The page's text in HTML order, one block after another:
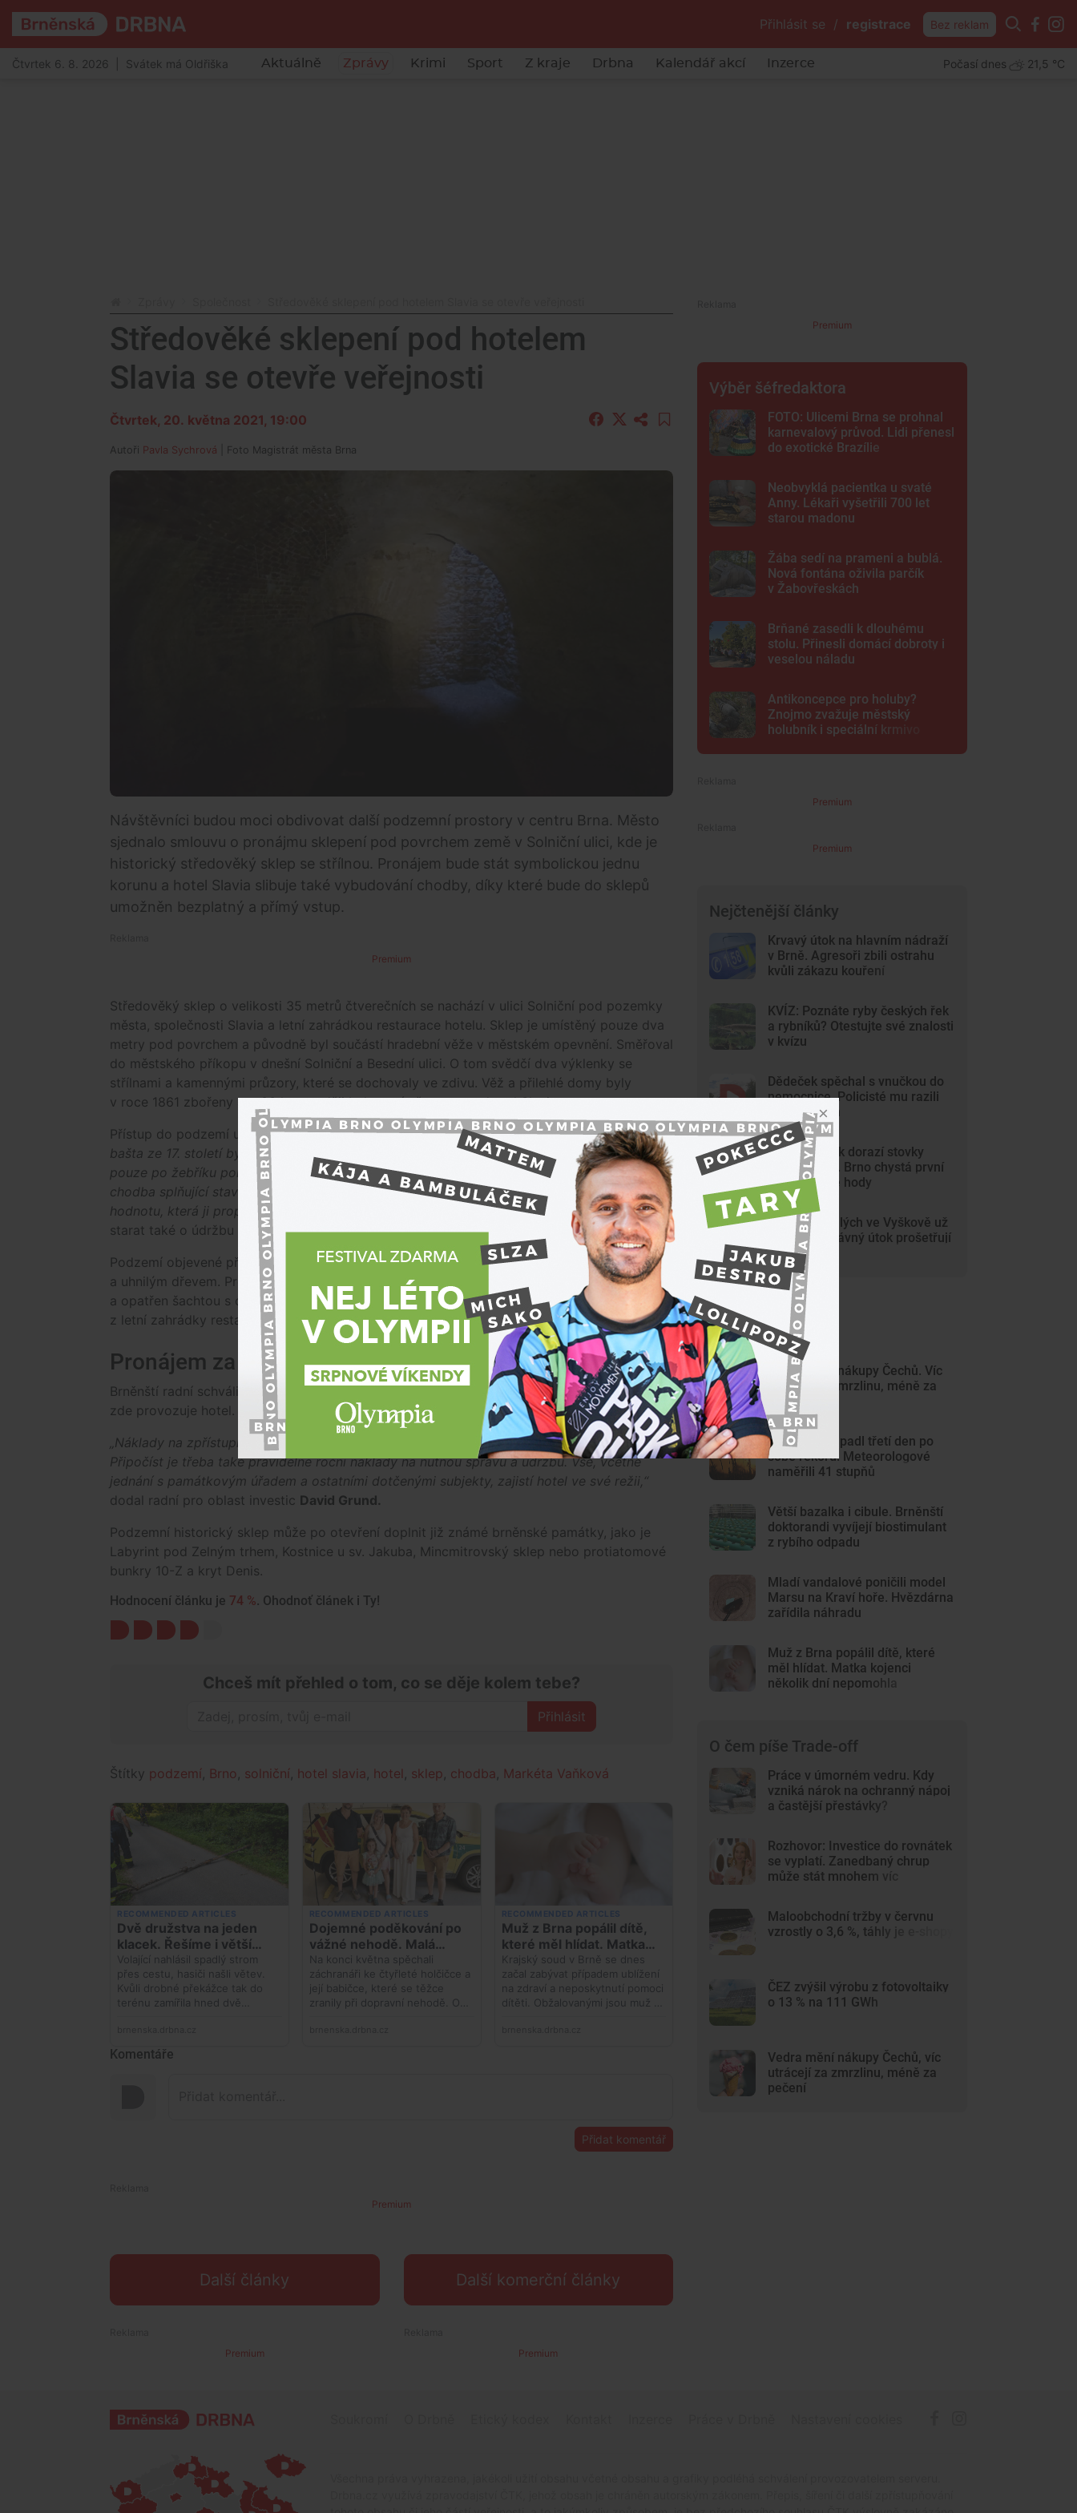
Přihlásit se / registrace Bez reklam
Čtvrtek 6. 8. 2026 | Svátek má Oldřiška Aktuálně Zprávy Krimi Sport Z kraje Drbna Kalendář akcí Inzerce Počasí dnes 21,5 °C
Středověké sklepení pod hotelem
Slavia se otevře veřejnosti
Čtvrtek, 20. května 2021, 19:00
Autoři Pavla Sychrová | Foto Magistrát města Brna
Návštěvníci budou moci obdivovat další podzemní prostory v centru Brna. Město
sjednalo smlouvu o pronájmu sklepení pod povrchem země v Solniční ulici, kde je
historický středověký sklep se střílnou. Pronájem bude stát symbolickou jednu
korunu a hotel Slavia slibuje také vybudování chodby, díky které bude do sklepů
umožněn bezplatný a přímý vstup.
Premium
Středověký sklep o velikosti 35 metrů čtverečních se nachází v ulici Solniční pod pozemky
města, společnosti Slavia a letní zahrádkou restaurace hotelu. Sklep je umístěný pouze dva
metry pod povrchem a původně byl součástí hradební věže v městském opevnění. Směřoval
do městského příkopu v dnešní Solniční a Besední ulici. O tom svědčí dva výklenky se
střílnami a kamennými průzory, které se dochovaly ve zdivu. Věž a přilehlé domy byly
v roce 1861 zbořeny a o 33 let později byl na místě postaven hotel Slavia.
Přístup do podzemí usnadní chodba, kterou vybuduje společnost vlastnící hotel.„Hradební
bašta ze 17. století byla objevena až při sanaci podzemí v roce 2002. Dnes je přístupná
pouze po žebříku poklopem v chodníku. Komfortní přístup k památce by tak měla zajistit
chodba splňující stavebně-technické normy a respektující její architektonickou a historickou
hodnotu, která ji propojí s hotelem,“
Markéta Vaňková
. Firma se bude
starat také o údržbu sklepa.
Podzemí objevené před osmnácti lety bylo z poloviny zasypané hlínou, stavebním odpadem
a uhnilým dřevem. Protože se jednalo o jedinečný objekt, byl vyklizen a postupně vyspraven
a opatřen šachtou s odvětráváním, která nahradila původní kanalizační šachtu přístupnou
z letní zahrádky restaurace.
Pronájem za korunu, náklady za dva miliony
Brněnští radní schválili uzavření smlouvy mezi městem a společností Slavia A. D. 1899, která
zde provozuje hotel. Nájem prostoru bude stát symbolickou jednu korunu na padesát let.
„Náklady na zpřístupnění historického sklepa projektant odhadl na 1,6 až 2 miliony korun.
Připočíst je třeba také pravidelné roční náklady na nutnou správu a údržbu. Vše, včetně
jednání s památkovým úřadem a ostatními dotčenými subjekty, zajistí hotel ve své režii,“
dodal radní pro oblast investic David Grund.
Podzemní historický sklep může po otevření doplnit již známé brněnské památky, jako je
Labyrint pod Zelným trhem, Kostnice u sv. Jakuba, Mincmitrovský sklep nebo protiatomové
bunkry 10-Z a kryt Denis.
Hodnocení článku je 74 %. Ohodnoť článek i Ty!
Chceš mít přehled o tom, co se děje kolem tebe?
Přihlásit
Štítky podzemí Brno solniční hotel slavia hotel sklep chodba Markéta Vaňková
Komentáře
Přidat komentář
Premium
Další články Další komerční články
Premium
Výběr šéfredaktora
FOTO: Ulicemi Brna se prohnal
karnevalový průvod. Lidi přenesl
do exotické Brazílie
Neobvyklá pacientka u svaté
Anny. Lékaři vyšetřili 700 let
starou madonu
Žába sedí na prameni a bublá.
Nová fontána oživila parčík
v Žabovřeskách
Brňané zasedli k dlouhému
stolu. Přinesli domácí dobroty i
veselou náladu
Antikoncepce pro holuby?
Znojmo zvažuje městský
holubník i speciální krmivo
Premium
Premium
Nejčtenější články
Krvavý útok na hlavním nádraží
v Brně. Agresoři zbili ostrahu
kvůli zákazu kouření
KVÍZ: Poznáte ryby českých řek
a rybníků? Otestujte své znalosti
v kvízu
Dědeček spěchal s vnučkou do
nemocnice. Policisté mu razili
cestu Brnem
Na Svoboďák dorazí stovky
krojovaných. Brno chystá první
celoměstské hody
Gang nezletilých ve Vyškově už
dořádil. Nedávný útok prošetřují
kriminalisté
Nejnovější články
Vedra mění nákupy Čechů. Víc
utrácejí za zmrzlinu, méně za
pečení
Ve Strážnici padl třetí den po
sobě rekord. Meteorologové
naměřili 41 stupňů
Větší bazalka i cibule. Brněnští
doktorandi vyvíjejí biostimulant
z rybího odpadu
Mladí vandalové poničili model
Marsu na Kraví hoře. Hvězdárna
zařídila náhradu
Muž z Brna popálil dítě, které
měl hlídat. Matka kojenci
několik dní nepomohla
O čem píše Trade-off
Práce v úmorném vedru. Kdy
vzniká nárok na ochranný nápoj
a častější přestávky?
Rozhovor: Investice do rovnátek
se vyplatí. Zanedbaný chrup
může stát mnohem víc
Maloobchodní tržby v červnu
vzrostly o 3,6 %, táhly je e-shopy
ČEZ zvýšil výrobu z fotovoltaiky
o 13 % na 111 GWh
Vedra mění nákupy Čechů, víc
utrácejí za zmrzlinu, méně za
pečení
Premium Premium